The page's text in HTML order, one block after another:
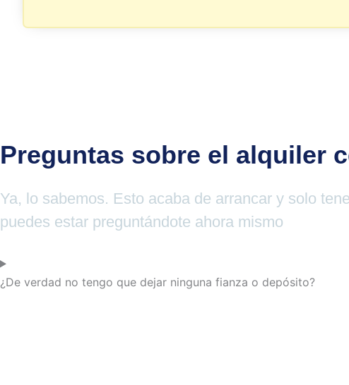
Preguntas sobre el alquiler
Ya, lo sabemos. Esto acaba de arrancar y solo
puedes estar preguntándote ahora mismo
¿De verdad no tengo que dejar ninguna fianza o depósito?